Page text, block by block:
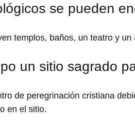
se pueden
templos, baños, un teatro y un
un sitio sagrado
de peregrinación cristiana
en el sitio.